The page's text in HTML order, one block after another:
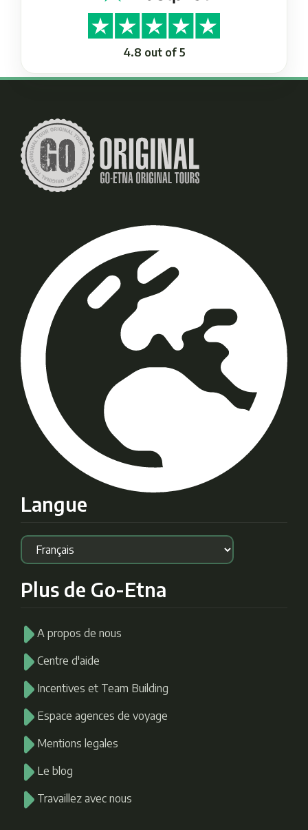
4.8 out of 5
Langue
Plus de Go-Etna
A propos de nous
Centre d'aide
Incentives et Team Building
Espace agences de voyage
Mentions legales
Le blog
Travaillez avec nous